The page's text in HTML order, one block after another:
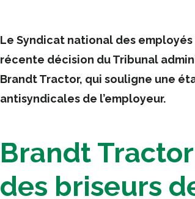
Le Syndicat national des employés
récente décision du Tribunal
Brandt Tractor, qui souligne une
antisyndicales de l’employeur.
Brandt
des briseurs